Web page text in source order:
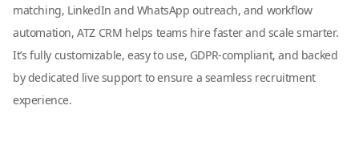
matching, LinkedIn and WhatsApp outreach, and workflow
automation, ATZ CRM helps teams hire faster and scale smarter.
It’s fully customizable, easy to use, GDPR-compliant, and backed
by dedicated live support to ensure a seamless recruitment
experience.